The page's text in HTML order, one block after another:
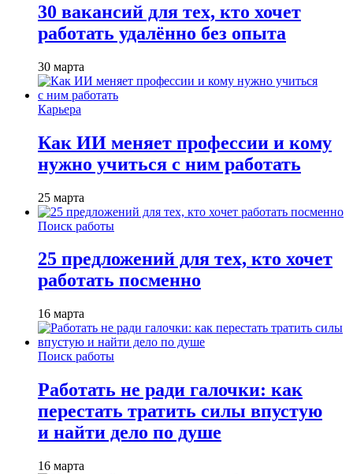
30 вакансий для тех, кто хочет
работать удалённо без опыта
30 марта
Карьера
Как ИИ меняет профессии и кому
нужно учиться с ним работать
25 марта
Поиск работы
25 предложений для тех, кто хочет
работать посменно
16 марта
Поиск работы
Работать не ради галочки: как
перестать тратить силы впустую
и найти дело по душе
16 марта